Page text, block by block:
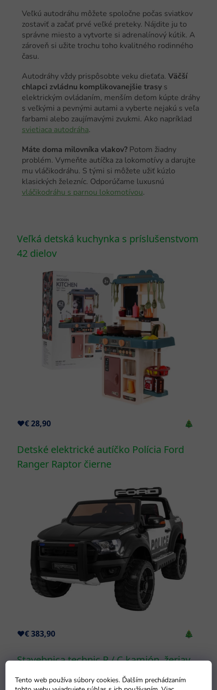
Tento web používa súbory cookies. Ďalším prechádzaním
Veľkú autodráhu môžete spoločne počas sviatkov
zostaviť a začať prvé veľké preteky. Nájdite ju to
správne miesto a vytvorte si adrenalínový kútik. A
zároveň si užite trochu toho kvalitného rodinného
času.
Autodráhy vždy prispôsobte veku dieťaťa. Väčší
chlapci zvládnu komplikovanejšie trasy s
elektrickým ovládaním, menším deťom kúpte dráhy
s veľkými a pevnými autami a vyberte nejakú s veľa
farbami alebo zaujímavými zvukmi. Ako napríklad
svietiaca autodráha.
Máte doma milovníka vlakov? Potom žiadny
problém. Vymeňte autíčka za lokomotívy a darujte
mu vláčikodráhu. S tými si môžete užiť kúzlo
klasických železníc. Odporúčame luxusnú
vláčikodráhu s parnou lokomotívou.